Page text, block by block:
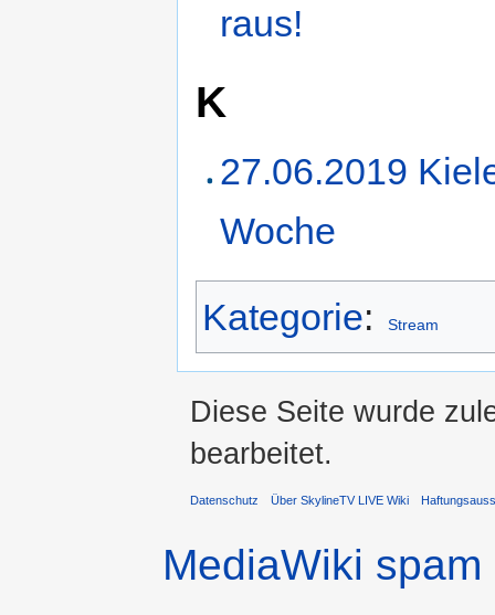
raus!
K
27.06.2019
Woche
Kategorie: Stream
Diese Seite wurde
bearbeitet.
Datenschutz Über SkylineTV LIVE Wiki
MediaWiki spam